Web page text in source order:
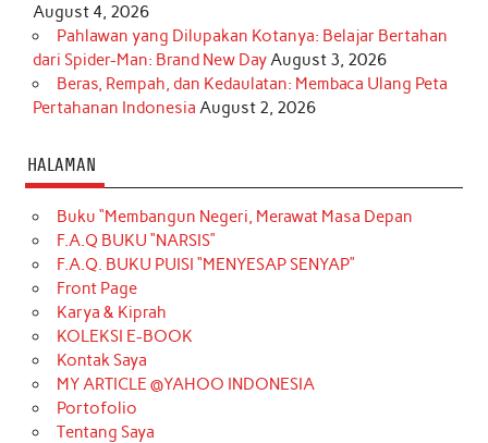
August 4, 2026
Pahlawan yang Dilupakan Kotanya: Belajar Bertahan
dari Spider-Man: Brand New DayAugust 3, 2026
Beras, Rempah, dan Kedaulatan: Membaca Ulang Peta
Pertahanan Indonesia August 2, 2026
HALAMAN
Buku “Membangun Negeri, Merawat Masa Depan
F.A.Q BUKU “NARSIS”
F.A.Q. BUKU PUISI “MENYESAP SENYAP”
Front Page
Karya & Kiprah
KOLEKSI E-BOOK
Kontak Saya
MY ARTICLE @YAHOO INDONESIA
Portofolio
Tentang Saya